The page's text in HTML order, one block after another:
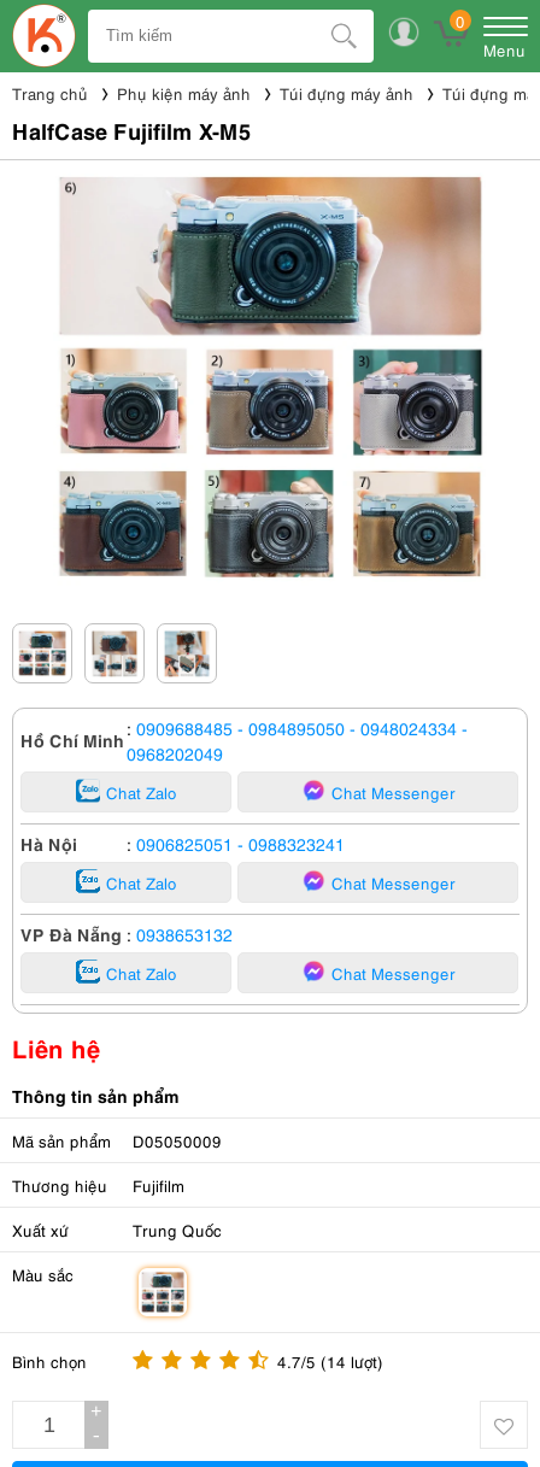
0
Menu
Trang chủ Phụ kiện máy ảnh Túi đựng máy ảnh Túi đựng
HalfCase Fujifilm X-M5
Hồ Chí Minh : 0909688485 - 0984895050 - 0948024334 -
0968202049
Chat Zalo Chat Messenger
Hà Nội : 0906825051 - 0988323241
Chat Zalo Chat Messenger
VP Đà Nẵng : 0938653132
Chat Zalo Chat Messenger
Liên hệ
Thông tin sản phẩm
Mã sản phẩm D05050009
Thương hiệu Fujifilm
Xuất xứ Trung Quốc
Màu sắc
Bình chọn 4.7/5 (14 lượt)
+
-